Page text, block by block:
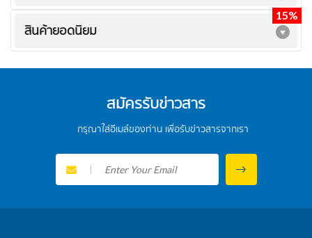
15%
15%
สินค้ายอดนิยม
สมัครรับข่าวสาร
กรุณาใส่อีเมล์ของท่าน เพื่อรับข่าวสารจากเรา